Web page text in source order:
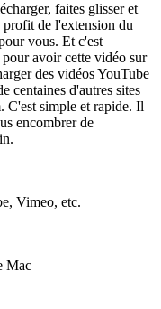
faites glisser et
de l'extension du
vous. Et c'est
avoir cette vidéo sur
des vidéos YouTube
centaines d'autres sites
C'est simple et rapide. Il
encombrer de
Vimeo, etc.
Mac